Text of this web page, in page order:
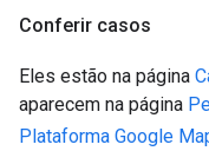
Conferir casos
Eles estão na página
aparecem na página
Plataforma Google